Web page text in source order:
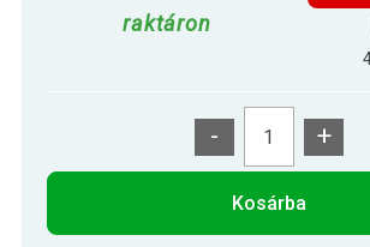
raktáron
- +
Kosárba